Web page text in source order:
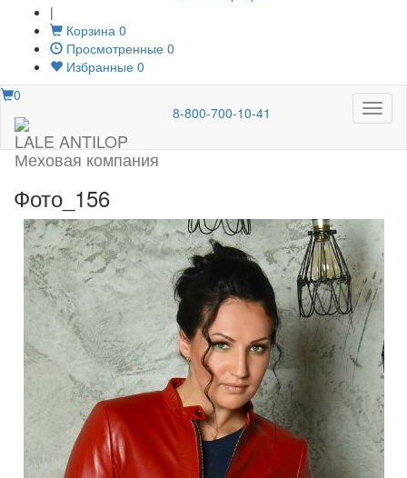
|
Корзина 0
Просмотренные 0
Избранные 0
Меню
0
LALE ANTILOP
Меховая компания
8-800-700-10-41
Фото_156